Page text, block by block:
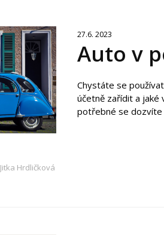
27.6. 2023
Auto v
Chystáte se
účetně zařídit a jaké
potřebné se dozvíte
Jitka Hrdličková